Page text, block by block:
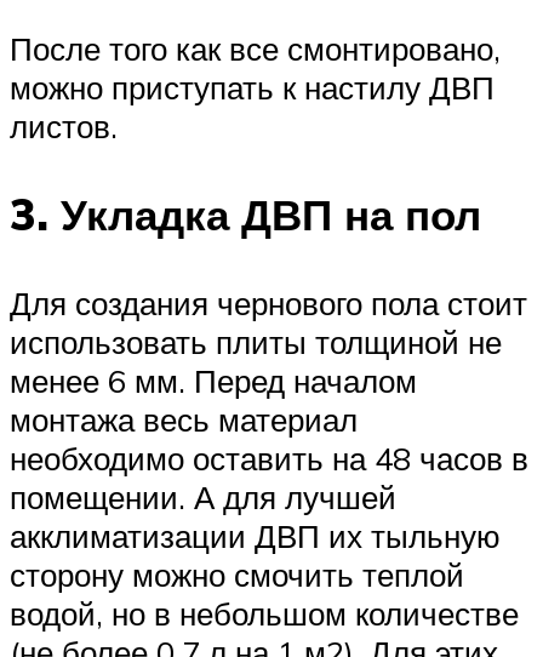
После того как все смонтировано,
можно приступать к настилу ДВП
листов.
3. Укладка ДВП на пол
Для создания чернового пола стоит
использовать плиты толщиной не
менее 6 мм. Перед началом
монтажа весь материал
необходимо оставить на 48 часов в
помещении. А для лучшей
акклиматизации ДВП их тыльную
сторону можно смочить теплой
водой, но в небольшом количестве